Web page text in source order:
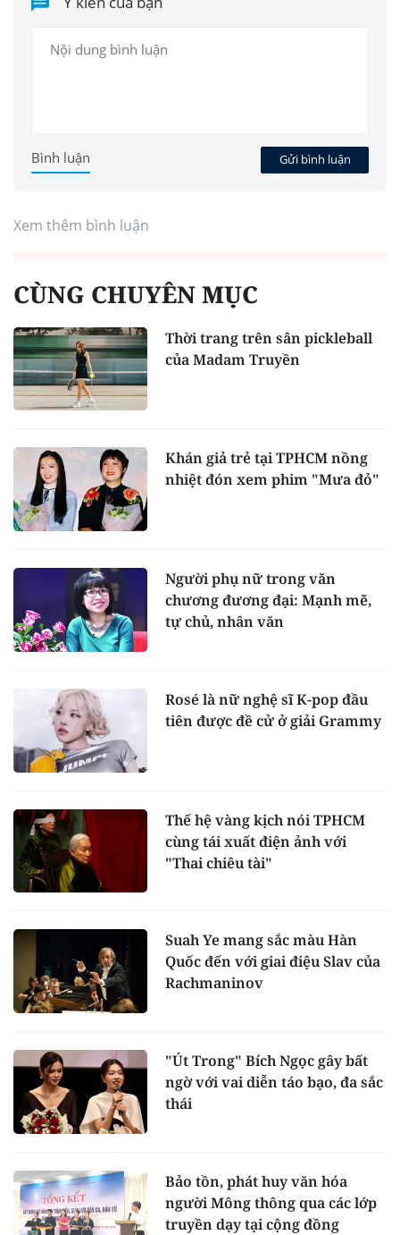
Gửi bình luận
Bình luận
Xem thêm bình luận
CÙNG CHUYÊN MỤC
Thời trang trên sân pickleball
của Madam Truyền
Khán giả trẻ tại TPHCM nồng
nhiệt đón xem phim "Mưa đỏ"
Người phụ nữ trong văn
chương đương đại: Mạnh mẽ,
tự chủ, nhân văn
Rosé là nữ nghệ sĩ K-pop đầu
tiên được đề cử ở giải Grammy
Thế hệ vàng kịch nói TPHCM
cùng tái xuất điện ảnh với
"Thai chiêu tài"
Suah Ye mang sắc màu Hàn
Quốc đến với giai điệu Slav của
Rachmaninov
"Út Trong" Bích Ngọc gây bất
ngờ với vai diễn táo bạo, đa sắc
thái
Bảo tồn, phát huy văn hóa
người Mông thông qua các lớp
truyền dạy tại cộng đồng